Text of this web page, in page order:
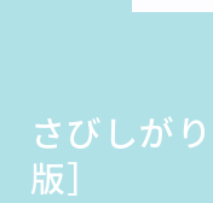
さびしが
版］